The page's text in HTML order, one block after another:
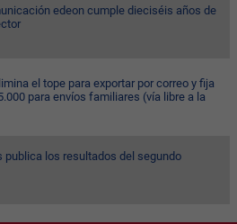
edeon cumple dieciséis años de
el tope para exportar por correo y fija
para envíos familiares (vía libre a la
publica los resultados del segundo